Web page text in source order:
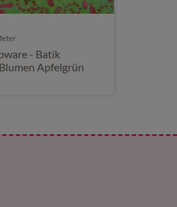
- Batik
Apfelgrün